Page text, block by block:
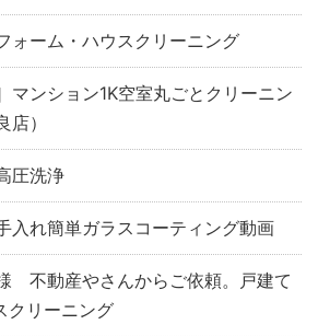
ォーム・ハウスクリーニング
マンション1K空室丸ごとクリーニン
）
圧洗浄
入れ簡単ガラスコーティング動画
不動産やさんからご依頼。戸建て
クリーニング